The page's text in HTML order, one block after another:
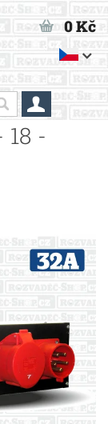
0 Kč
18 -